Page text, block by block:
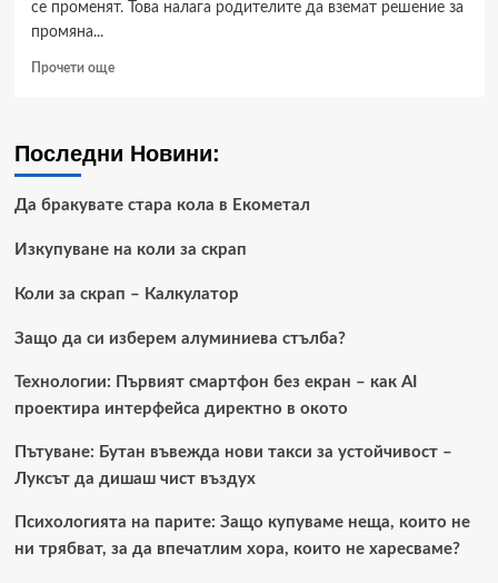
се променят. Това налага родителите да вземат решение за
промяна...
Прочети ощеRead
ли
модерна
стая?
Последни Новини:
Да бракувате стара кола в Екометал
Изкупуване на коли за скрап
Коли за скрап – Калкулатор
Защо да си изберем алуминиева стълба?
Технологии: Първият смартфон без екран – как AI
проектира интерфейса директно в окото
Пътуване: Бутан въвежда нови такси за устойчивост –
Луксът да дишаш чист въздух
Психологията на парите: Защо купуваме неща, които не
ни трябват, за да впечатлим хора, които не харесваме?